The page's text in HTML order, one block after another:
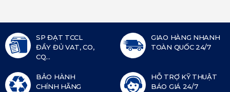
SP ĐẠT TCCL
ĐẦY ĐỦ VAT, CO,
CQ...
GIAO HÀNG NHANH
TOÀN QUỐC 24/7
BẢO HÀNH
CHÍNH HÃNG
HỖ TRỢ KỸ THUẬT
BÁO GIÁ 24/7